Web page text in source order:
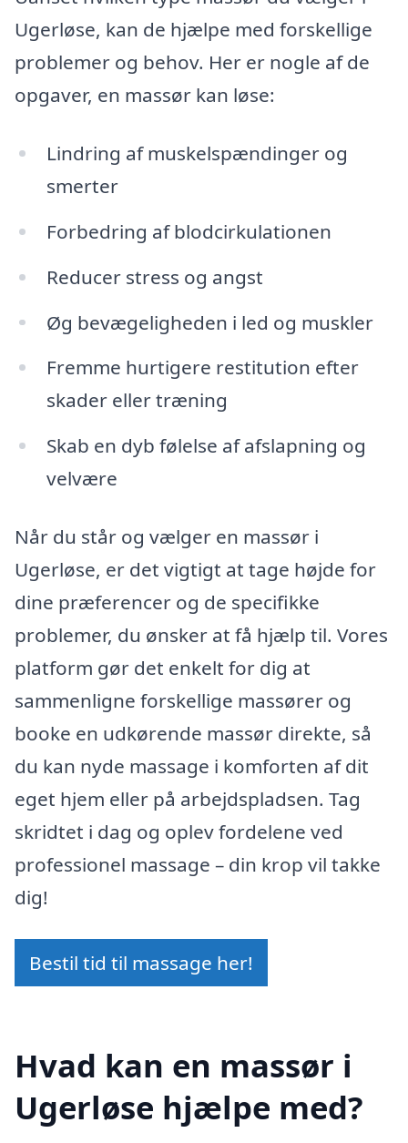
Ugerløse, kan de hjælpe med forskellige
problemer og behov. Her er nogle af de
opgaver, en massør kan løse:
Lindring af muskelspændinger og
smerter
Forbedring af blodcirkulationen
Reducer stress og angst
Øg bevægeligheden i led og muskler
Fremme hurtigere restitution efter
skader eller træning
Skab en dyb følelse af afslapning og
velvære
Når du står og vælger en massør i
Ugerløse, er det vigtigt at tage højde for
dine præferencer og de specifikke
problemer, du ønsker at få hjælp til. Vores
platform gør det enkelt for dig at
sammenligne forskellige massører og
booke en udkørende massør direkte, så
du kan nyde massage i komforten af dit
eget hjem eller på arbejdspladsen. Tag
skridtet i dag og oplev fordelene ved
professionel massage – din krop vil takke
dig!
Bestil tid til massage her!
Hvad kan en massør i
Ugerløse hjælpe med?